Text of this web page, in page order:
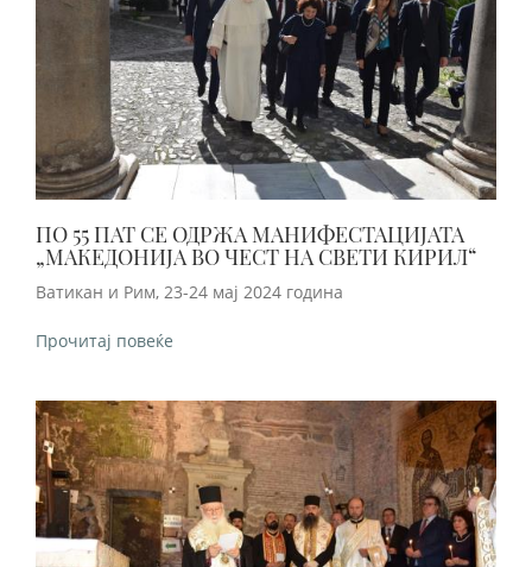
ПО 55 ПАТ СЕ ОДРЖА МАНИФЕСТАЦИЈАТА
„МАКЕДОНИЈА ВО ЧЕСТ НА СВЕТИ КИРИЛ“
Ватикан и Рим, 23-24 мај 2024 година
Прочитај повеќе